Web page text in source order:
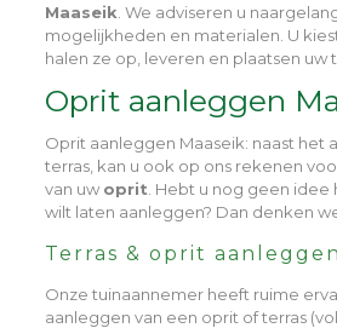
Maaseik . We adviseren u
mogelijkheden en materialen. U
halen ze op, leveren en plaatsen uw
Oprit aanleggen
Oprit aanleggen Maaseik: naast het
terras, kan u ook op ons rekenen
van uw oprit . Hebt u nog geen idee
wilt laten aanleggen? Dan denken
Terras & oprit
Onze tuinaannemer heeft ruime
aanleggen van een oprit of terras